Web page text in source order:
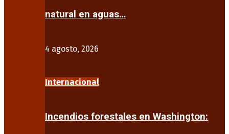
natural en aguas…
4 agosto, 2026
Internacional
Incendios forestales en Washington: